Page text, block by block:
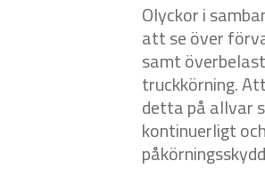
Olyckor i
att se över
samt
truckkörning.
detta på allvar
kontinuerligt